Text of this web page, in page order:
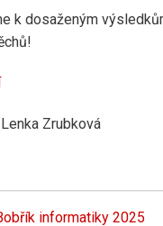
k dosaženým
Zrubková
informatiky 2025